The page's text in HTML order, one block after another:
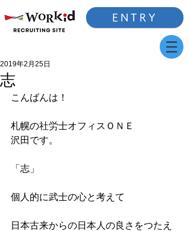
ENTRY
志
2019年2月25日
こんばんは！
札幌の社労士オフィスＯＮＥ
沢田です。
「志」
個人的に武士の心と考えて
日本古来からの日本人の良さをつたえ